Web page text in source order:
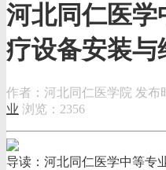
河北同仁医学
疗设备安装与
作者：河北同仁医学院 发布
业 浏览：2356
导读：河北同仁医学中等专